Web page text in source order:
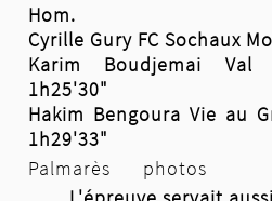
Hom.
Cyrille Gury FC Sochaux
Karim Boudjemai Val
1h25'30"
Hakim Bengoura Vie au
1h29'33"
Palmarès
photos